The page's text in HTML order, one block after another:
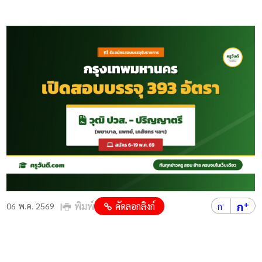
06 พ.ค. 2569 พิมพ์ คัดลอกลิงก์ ก- ก+